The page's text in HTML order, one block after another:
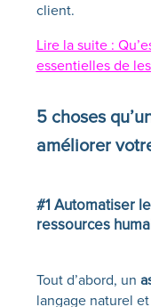
client.
Lire la suite :
essentielles de
5 choses
améliorer
#1 Automatiser
ressources
Tout d’abord, un
langage naturel